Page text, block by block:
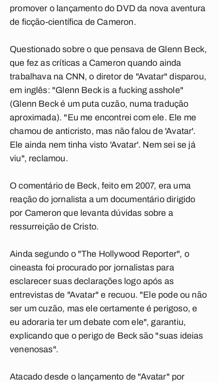
promover o lançamento do DVD da nova aventura
de ficção-científica de Cameron.
Questionado sobre o que pensava de Glenn Beck,
que fez as críticas a Cameron quando ainda
trabalhava na CNN, o diretor de "Avatar" disparou,
em inglês: "Glenn Beck is a fucking asshole"
(Glenn Beck é um puta cuzão, numa tradução
aproximada). "Eu me encontrei com ele. Ele me
chamou de anticristo, mas não falou de 'Avatar'.
Ele ainda nem tinha visto 'Avatar'. Nem sei se já
viu", reclamou.
O comentário de Beck, feito em 2007, era uma
reação do jornalista a um documentário dirigido
por Cameron que levanta dúvidas sobre a
ressurreição de Cristo.
Ainda segundo o "The Hollywood Reporter", o
cineasta foi procurado por jornalistas para
esclarecer suas declarações logo após as
entrevistas de "Avatar" e recuou. "Ele pode ou não
ser um cuzão, mas ele certamente é perigoso, e
eu adoraria ter um debate com ele", garantiu,
explicando que o perigo de Beck são "suas ideias
venenosas".
Atacado desde o lançamento de "Avatar" por